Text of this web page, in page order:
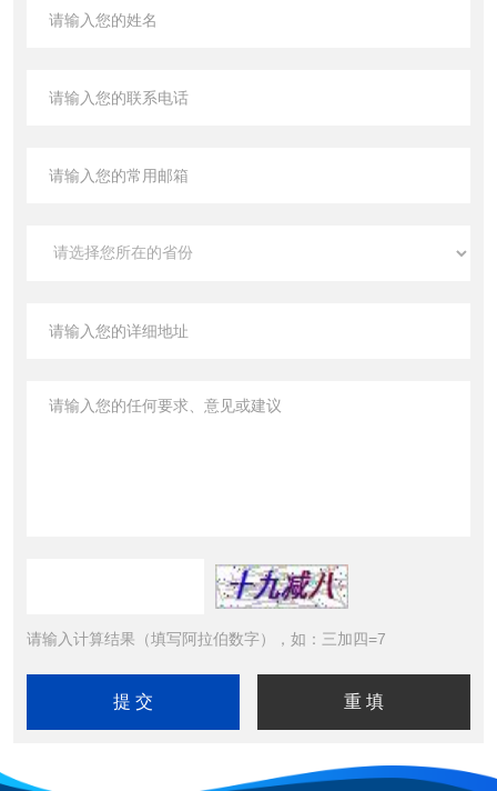
请输入计算结果（填写阿拉伯数字），如：三加四=7